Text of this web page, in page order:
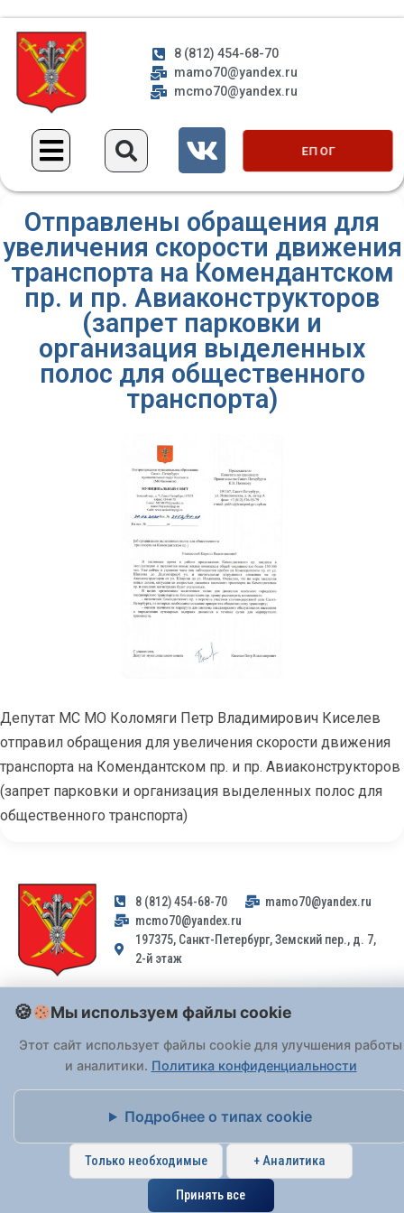
8 (812) 454-68-70
mamo70@yandex.ru
mcmo70@yandex.ru
ЕП ОГ
Отправлены обращения для
увеличения скорости движения
транспорта на Комендантском
пр. и пр. Авиаконструкторов
(запрет парковки и
организация выделенных
полос для общественного
транспорта)
Депутат МС МО Коломяги Петр Владимирович Киселев
отправил обращения для увеличения скорости движения
транспорта на Комендантском пр. и пр. Авиаконструкторов
(запрет парковки и организация выделенных полос для
общественного транспорта)
8 (812) 454-68-70
mamo70@yandex.ru
mcmo70@yandex.ru
197375, Санкт-Петербург, Земский пер., д. 7,
2-й этаж
Заявления и обращения граждан и организаций, поступившие на
адрес email, не могут быть рассмотрены на основании
Федерального закона от 02.05.2006 № 59-ФЗ. Обращения
принимаются только: по почте, черезпортал «Госуслуги» (ЕПГУ)
Мы используем файлы cookie
Этот сайт использует файлы cookie для улучшения работы
и аналитики. Политика конфиденциальности
Подробнее о типах cookie
Только необходимые + Аналитика
Принять все